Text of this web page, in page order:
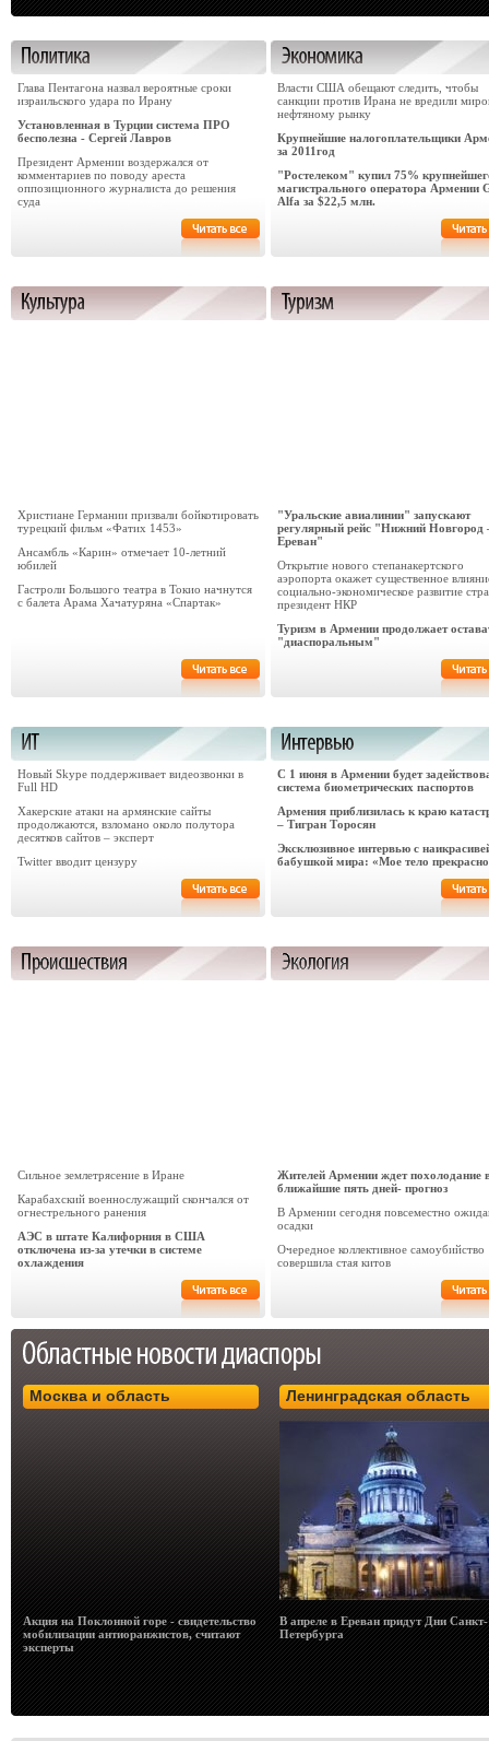
Глава Пентагона назвал вероятные сроки
израильского удара по Ирану
Установленная в Турции система ПРО
бесполезна - Сергей Лавров
Президент Армении воздержался от
комментариев по поводу ареста
оппозиционного журналиста до решения
суда
Власти США обещают следить, чтобы
санкции против Ирана не вредили
нефтяному рынку
Крупнейшие налогоплательщики
за 2011год
"Ростелеком" купил 75%
магистрального оператора Армении
Alfa за $22,5 млн.
Христиане Германии призвали бойкотировать
турецкий фильм «Фатих 1453»
Ансамбль «Карин» отмечает 10-летний
юбилей
Гастроли Большого театра в Токио начнутся
с балета Арама Хачатуряна «Спартак»
"Уральские авиалинии" запускают
регулярный рейс "Нижний Новгород
Ереван"
Открытие нового степанакертского
аэропорта окажет существенное
социально-экономическое развитие
президент НКР
Туризм в Армении продолжает
"диаспоральным"
Новый Skype поддерживает видеозвонки в
Full HD
Хакерские атаки на армянские сайты
продолжаются, взломано около полутора
десятков сайтов – эксперт
Twitter вводит цензуру
С 1 июня в Армении будет
система биометрических паспортов
Армения приблизилась к краю
– Тигран Торосян
Эксклюзивное интервью с
бабушкой мира: «Мое тело
Сильное землетрясение в Иране
Карабахский военнослужащий скончался от
огнестрельного ранения
АЭС в штате Калифорния в США
отключена из-за утечки в системе
охлаждения
Жителей Армении ждет похолодание
ближайшие пять дней- прогноз
В Армении сегодня повсеместно
осадки
Очередное коллективное самоубийство
совершила стая китов
Москва и область
Акция на Поклонной горе - свидетельство
мобилизации антиоранжистов, считают
эксперты
Ленинградская область
В апреле в Ереван придут Дни Санкт-
Петербурга